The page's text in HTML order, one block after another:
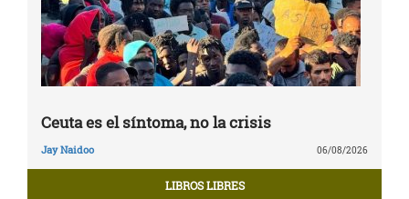
Ceuta es el síntoma, no la crisis
Jay Naidoo 06/08/2026
LIBROS LIBRES